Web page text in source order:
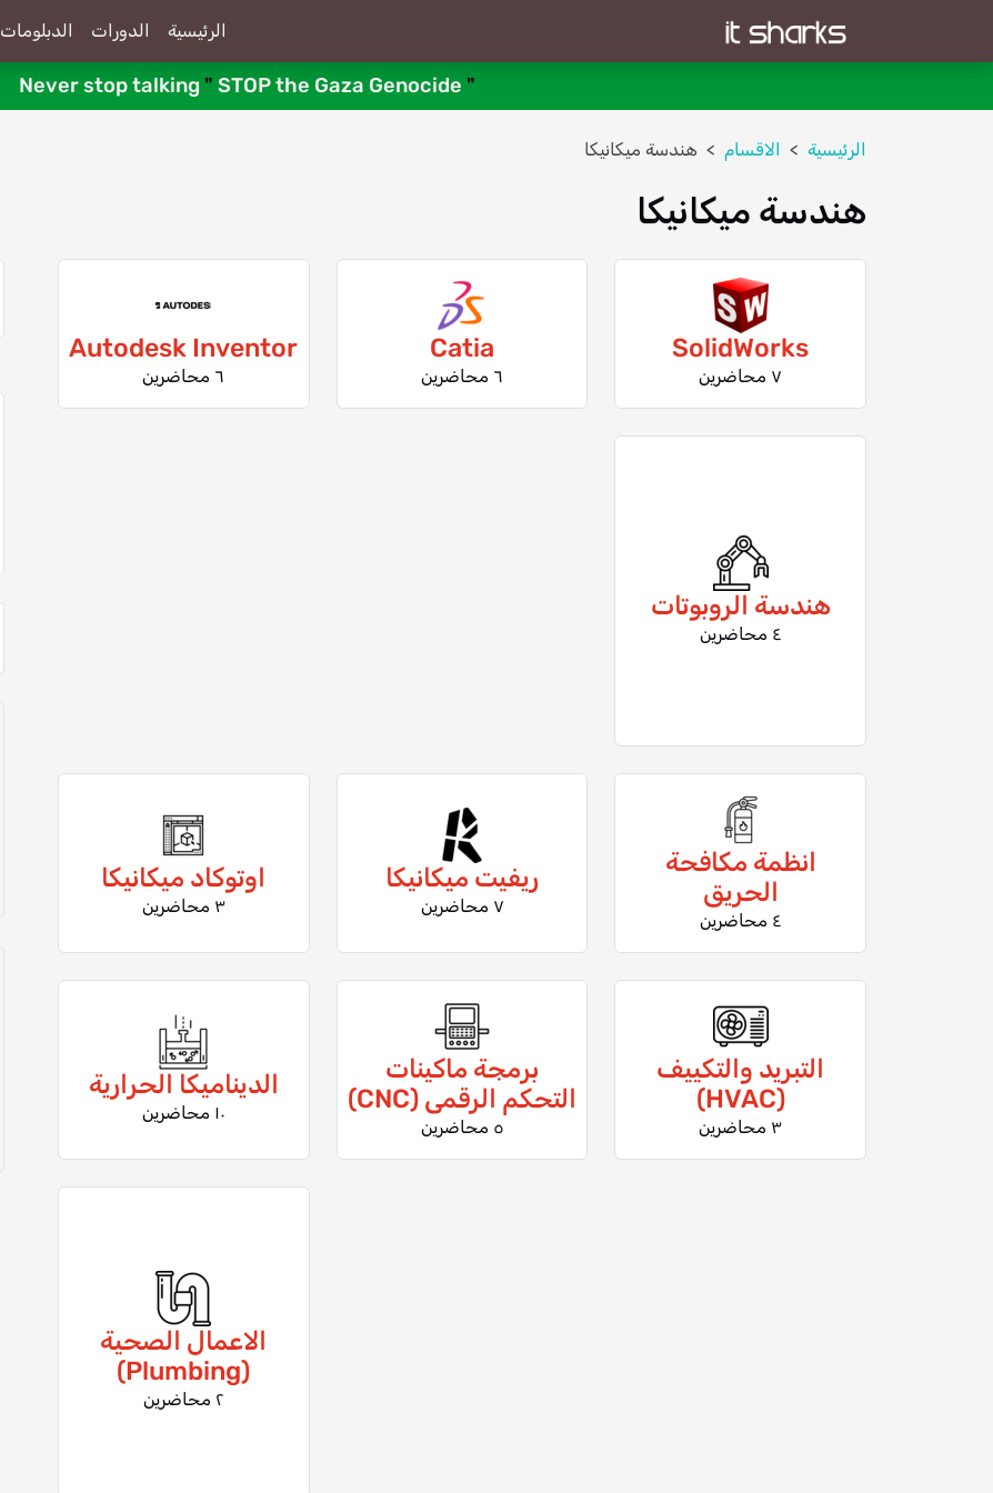
الرئيسية الدورات الدبلومات
Never stop talking " STOP the Gaza Genocide "
الرئيسية الاقسام هندسة ميكانيكا
هندسة ميكانيكا
SolidWorks
٧ محاضرين
Catia
٦ محاضرين
Autodesk Inventor
٦ محاضرين
هندسة الروبوتات
٤ محاضرين
انظمة مكافحة
الحريق
٤ محاضرين
ريفيت ميكانيكا
٧ محاضرين
اوتوكاد ميكانيكا
٣ محاضرين
التبريد والتكييف
(HVAC)
٣ محاضرين
برمجة ماكينات
التحكم الرقمى (CNC)
٥ محاضرين
الديناميكا الحرارية
١٠ محاضرين
الاعمال الصحية
(Plumbing)
٢ محاضرين